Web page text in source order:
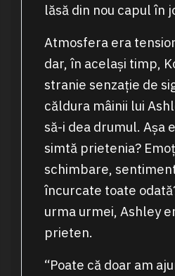
lăsă din nou capul în
Atmosfera era
dar, în același timp,
stranie senzație de
căldura mâinii lui
să-i dea drumul. Așa
simtă prietenia?
schimbare,
încurcate toate
urma urmei, Ashley
prieten.
“Poate că doar am